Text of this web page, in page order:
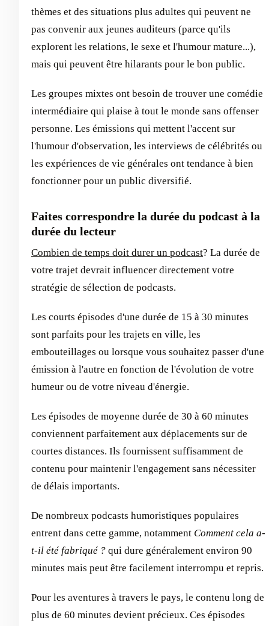
thèmes et des situations plus adultes qui peuvent ne
pas convenir aux jeunes auditeurs (parce qu'ils
explorent les relations, le sexe et l'humour mature...),
mais qui peuvent être hilarants pour le bon public.
Les groupes mixtes ont besoin de trouver une comédie
intermédiaire qui plaise à tout le monde sans offenser
personne. Les émissions qui mettent l'accent sur
l'humour d'observation, les interviews de célébrités ou
les expériences de vie générales ont tendance à bien
fonctionner pour un public diversifié.
Faites correspondre la durée du podcast à la
durée du lecteur
Combien de temps doit durer un podcast? La durée de
votre trajet devrait influencer directement votre
stratégie de sélection de podcasts.
Les courts épisodes d'une durée de 15 à 30 minutes
sont parfaits pour les trajets en ville, les
embouteillages ou lorsque vous souhaitez passer d'une
émission à l'autre en fonction de l'évolution de votre
humeur ou de votre niveau d'énergie.
Les épisodes de moyenne durée de 30 à 60 minutes
conviennent parfaitement aux déplacements sur de
courtes distances. Ils fournissent suffisamment de
contenu pour maintenir l'engagement sans nécessiter
de délais importants.
De nombreux podcasts humoristiques populaires
entrent dans cette gamme, notamment Comment cela a-
t-il été fabriqué ? qui dure généralement environ 90
minutes mais peut être facilement interrompu et repris.
Pour les aventures à travers le pays, le contenu long de
plus de 60 minutes devient précieux. Ces épisodes